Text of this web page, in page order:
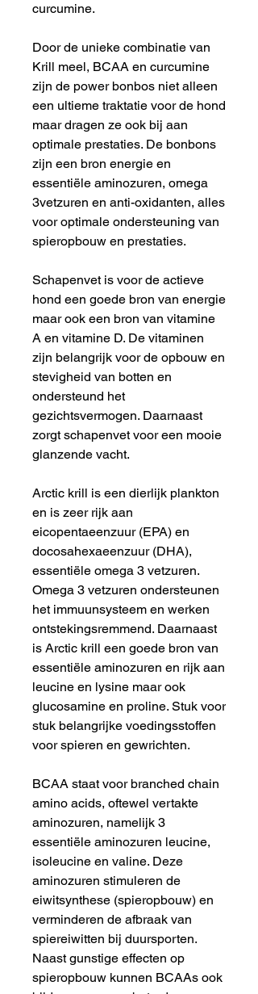
curcumine.
Door de unieke combinatie van
Krill meel, BCAA en curcumine
zijn de power bonbos niet alleen
een ultieme traktatie voor de hond
maar dragen ze ook bij aan
optimale prestaties. De bonbons
zijn een bron energie en
essentiële aminozuren, omega
3vetzuren en anti-oxidanten, alles
voor optimale ondersteuning van
spieropbouw en prestaties.
Schapenvet is voor de actieve
hond een goede bron van energie
maar ook een bron van vitamine
A en vitamine D. De vitaminen
zijn belangrijk voor de opbouw en
stevigheid van botten en
ondersteund het
gezichtsvermogen. Daarnaast
zorgt schapenvet voor een mooie
glanzende vacht.
Arctic krill is een dierlijk plankton
en is zeer rijk aan
eicopentaeenzuur (EPA) en
docosahexaeenzuur (DHA),
essentiële omega 3 vetzuren.
Omega 3 vetzuren ondersteunen
het immuunsysteem en werken
ontstekingsremmend. Daarnaast
is Arctic krill een goede bron van
essentiële aminozuren en rijk aan
leucine en lysine maar ook
glucosamine en proline. Stuk voor
stuk belangrijke voedingsstoffen
voor spieren en gewrichten.
BCAA staat voor branched chain
amino acids, oftewel vertakte
aminozuren, namelijk 3
essentiële aminozuren leucine,
isoleucine en valine. Deze
aminozuren stimuleren de
eiwitsynthese (spieropbouw) en
verminderen de afbraak van
spiereiwitten bij duursporten.
Naast gunstige effecten op
spieropbouw kunnen BCAAs ook